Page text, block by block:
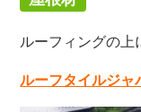
ルーフィングの上
ルーフタイルジ